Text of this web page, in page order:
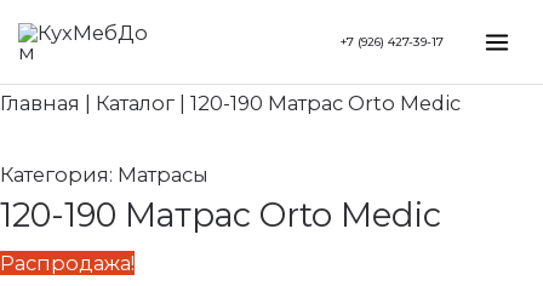
Перейти
содержимому
+7 (926) 427-39-17
Главная Каталог 120-190 Матрас Orto Medic
Категория: Матрасы
120-190 Матрас Orto Medic
Распродажа!
Первоначальная
составляла
830 ₽.
51
Search...